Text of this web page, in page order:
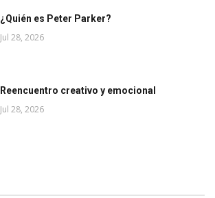
¿Quién es Peter Parker?
Jul 28, 2026
Reencuentro creativo y emocional
Jul 28, 2026